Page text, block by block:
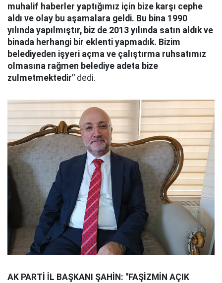
muhalif haberler yaptığımız için bize karşı cephe
aldı ve olay bu aşamalara geldi. Bu bina 1990
yılında yapılmıştır, biz de 2013 yılında satın aldık ve
binada herhangi bir eklenti yapmadık. Bizim
belediyeden işyeri açma ve çalıştırma ruhsatımız
olmasına rağmen belediye adeta bize
zulmetmektedir" dedi.
AK PARTİ İL BAŞKANI ŞAHİN: "FAŞİZMİN AÇIK